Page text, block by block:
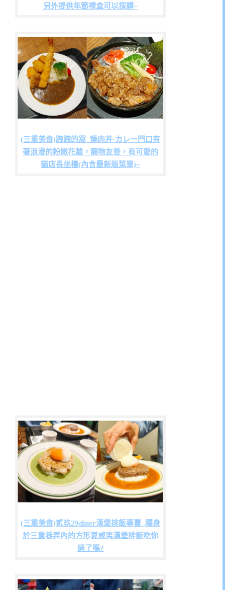
另外提供年節禮盒可以採購~
(三重美食)跩跩的窩_燒肉丼·カレー門口有
著浪漫的粉嫩花牆，寵物友善，有可愛的
貓店長坐檯(內含最新版菜單)~
(三重美食)貳玖29diner漢堡排飯專賣 ,隱身
於三重巷弄內的方形夏威夷漢堡排飯吃你
過了嗎?